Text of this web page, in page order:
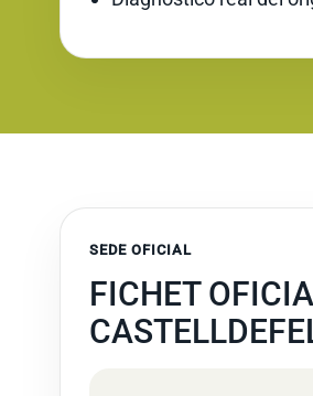
SEDE OFICIAL
FICHET